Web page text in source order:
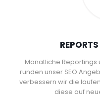
REPORTS
Monatliche
runden unser SEO
verbessern wir die
diese auf